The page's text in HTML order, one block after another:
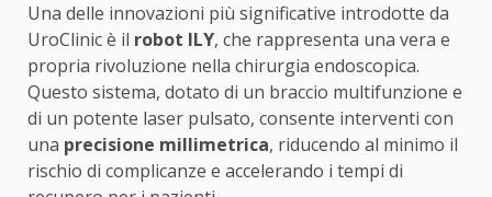
Una delle innovazioni più significative introdotte da
UroClinic è il robot ILY, che rappresenta una vera e
propria rivoluzione nella chirurgia endoscopica.
Questo sistema, dotato di un braccio multifunzione e
di un potente laser pulsato, consente interventi con
una precisione millimetrica, riducendo al minimo il
rischio di complicanze e accelerando i tempi di